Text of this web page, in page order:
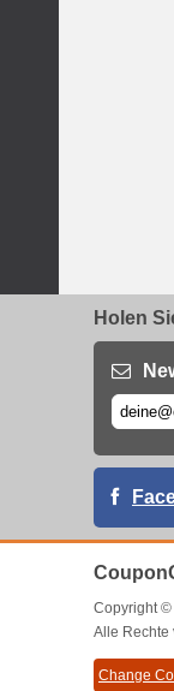
Holen
Copyright
Alle Rechte
Change